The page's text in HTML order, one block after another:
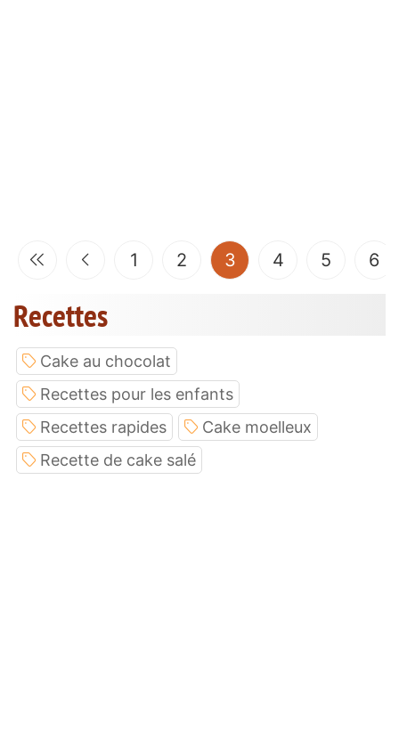
1 2 3(current)
4 5 6
Recettes
Cake au chocolat
Recettes pour les enfants
Recettes rapides
Cake moelleux
Recette de cake salé